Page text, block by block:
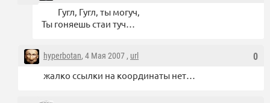
Гугл, Гугл, ты могуч,
Ты гоняешь стаи туч…
0
hyperbotan, 4 Мая 2007 , url
жалко ссылки на координаты нет…